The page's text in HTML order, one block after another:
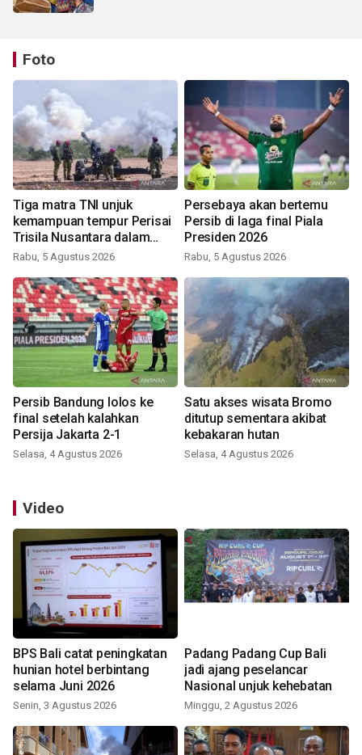
Foto
Tiga matra TNI unjuk
kemampuan tempur Perisai
Trisila Nusantara dalam
latihan di Kepri
Rabu, 5 Agustus 2026
Persebaya akan bertemu
Persib di laga final Piala
Presiden 2026
Rabu, 5 Agustus 2026
Persib Bandung lolos ke
final setelah kalahkan
Persija Jakarta 2-1
Selasa, 4 Agustus 2026
Satu akses wisata Bromo
ditutup sementara akibat
kebakaran hutan
Selasa, 4 Agustus 2026
Video
BPS Bali catat peningkatan
hunian hotel berbintang
selama Juni 2026
Senin, 3 Agustus 2026
Padang Padang Cup Bali
jadi ajang peselancar
Nasional unjuk kehebatan
Minggu, 2 Agustus 2026